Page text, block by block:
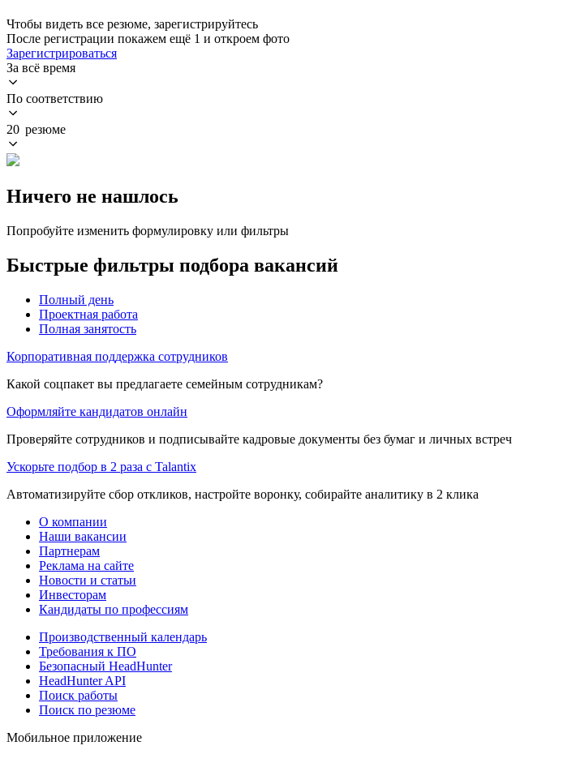
Чтобы видеть все резюме, зарегистрируйтесь
После регистрации покажем ещё 1 и откроем фото
Зарегистрироваться
За всё время
По соответствию
20 резюме
Ничего не нашлось
Попробуйте изменить формулировку или фильтры
Быстрые фильтры подбора вакансий
Полный день
Проектная работа
Полная занятость
Корпоративная поддержка сотрудников
Какой соцпакет вы предлагаете семейным сотрудникам?
Оформляйте кандидатов онлайн
Проверяйте сотрудников и подписывайте кадровые документы без бумаг и личных встреч
Ускорьте подбор в 2 раза с Talantix
Автоматизируйте сбор откликов, настройте воронку, собирайте аналитику в 2 клика
О компании
Наши вакансии
Партнерам
Реклама на сайте
Новости и статьи
Инвесторам
Кандидаты по профессиям
Производственный календарь
Требования к ПО
Безопасный HeadHunter
HeadHunter API
Поиск работы
Поиск по резюме
Мобильное приложение